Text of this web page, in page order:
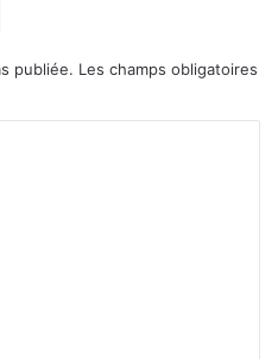
publiée. Les champs obligatoires